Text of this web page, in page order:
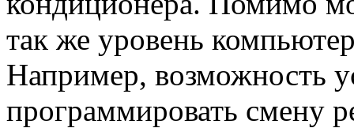
так же уровень
Например, возможность
программировать смену